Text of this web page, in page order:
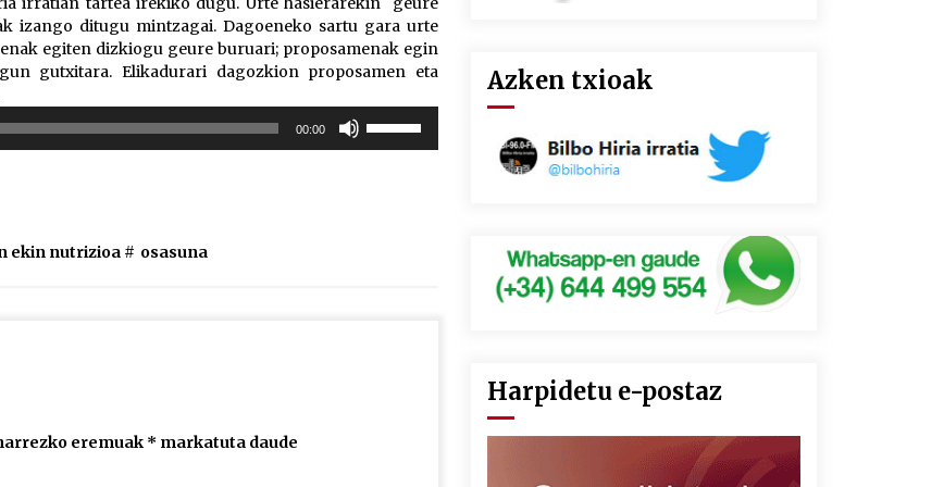
izango ditugu mintzagai. Dagoeneko sartu gara urte
egiten dizkiogu geure buruari; proposamenak egin
gutxitara. Elikadurari dagozkion proposamen eta
00:00
ekin nutrizioa # osasuna
eremuak * markatuta daude
Azken txioak
Harpidetu e-postaz